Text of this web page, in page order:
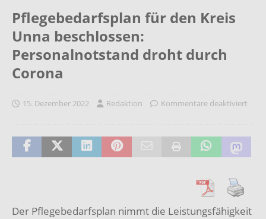
Pflegebedarfsplan für den Kreis
Unna beschlossen:
Personalnotstand droht durch
Corona
15. Dezember 2022 Redaktion Kommentare deaktiviert
Der Pflegebedarfsplan nimmt die Leistungsfähigkeit